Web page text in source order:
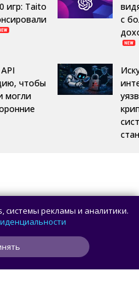
игр: Taito
чтобы
могли
с
7 золотых
системы рекламы и аналитики.